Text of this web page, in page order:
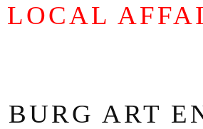
LOCAL
BURG ART